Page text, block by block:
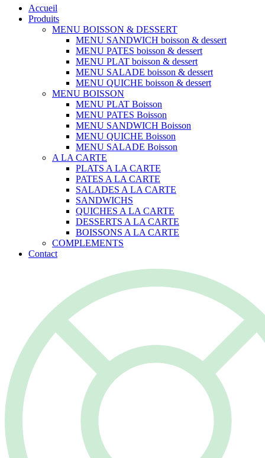
Accueil
Produits
MENU BOISSON & DESSERT
MENU SANDWICH boisson & dessert
MENU PATES boisson & dessert
MENU PLAT boisson & dessert
MENU SALADE boisson & dessert
MENU QUICHE boisson & dessert
MENU BOISSON
MENU PLAT Boisson
MENU PATES Boisson
MENU SANDWICH Boisson
MENU QUICHE Boisson
MENU SALADE Boisson
A LA CARTE
PLATS A LA CARTE
PATES A LA CARTE
SALADES A LA CARTE
SANDWICHS
QUICHES A LA CARTE
DESSERTS A LA CARTE
BOISSONS A LA CARTE
COMPLEMENTS
Contact